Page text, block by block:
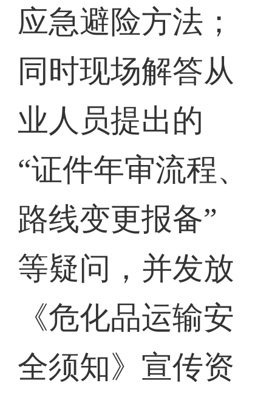
应急避险方法；
同时现场解答从
业人员提出的
“证件年审流程、
路线变更报备”
等疑问，并发放
《危化品运输安
全须知》宣传资